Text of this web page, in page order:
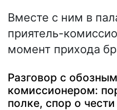
Вместе с ним в
приятель-
момент прихода
Разговор с
комиссионером:
полке, спор о